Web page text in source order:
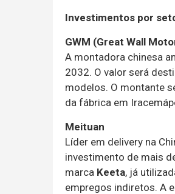
Investimentos por
GWM (Great Wall
A montadora chinesa
2032. O valor será
modelos. O montante
da fábrica em
Meituan
Líder em delivery na
investimento de mais
marca Keeta, já
empregos indiretos. A